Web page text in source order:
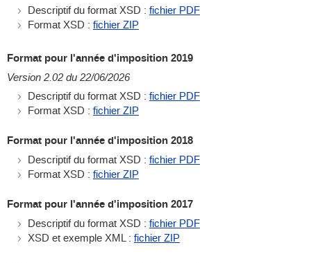
Descriptif du format XSD : fichier PDF
Format XSD : fichier ZIP
Format pour l'année d'imposition 2019
Version 2.02 du 22/06/2026
Descriptif du format XSD : fichier PDF
Format XSD : fichier ZIP
Format pour l'année d'imposition 2018
Descriptif du format XSD : fichier PDF
Format XSD : fichier ZIP
Format pour l'année d'imposition 2017
Descriptif du format XSD : fichier PDF
XSD et exemple XML : fichier ZIP